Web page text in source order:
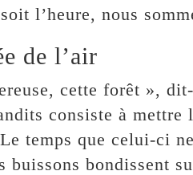
l’heure, nous
de l’air
cette forêt »,
consiste à mettre
temps que celui-ci
buissons bondissent